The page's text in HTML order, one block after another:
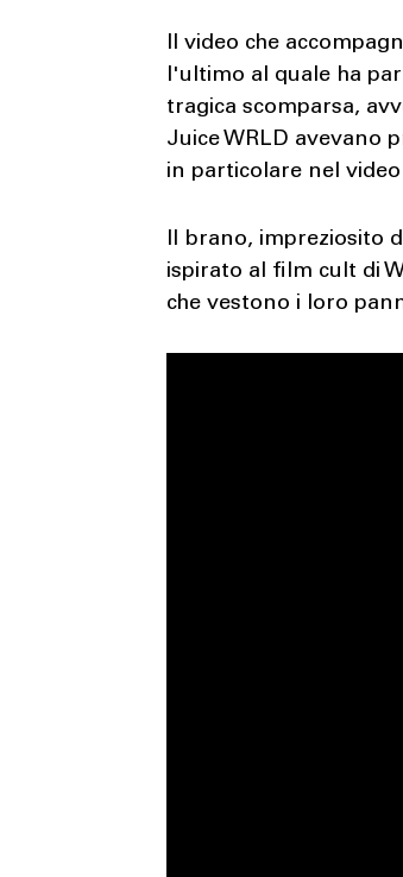
Il video che
l'ultimo al quale ha
tragica scomparsa,
Juice WRLD avevano
in particolare nel video
Il brano, impreziosito
ispirato al film cult di
che vestono i loro